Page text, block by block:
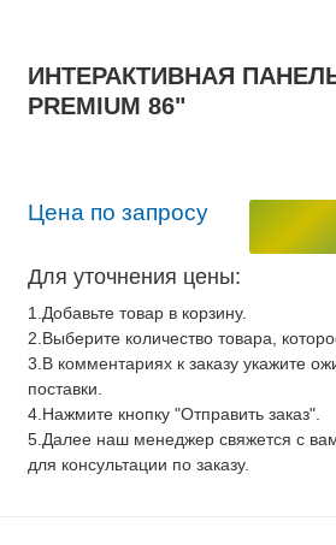
ИНТЕРАКТИВНАЯ ПАНЕЛЬ
PREMIUM 86"
Цена по запросу
Для уточнения цены:
1.Добавьте товар в корзину.
2.Выберите количество товара,
3.В комментариях к заказу укажите
поставки.
4.Нажмите кнопку "Отправить заказ".
5.Далее наш менеджер свяжется с
для консультации по заказу.